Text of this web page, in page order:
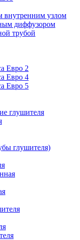
внутренним узлом
диффузором
трубой
Евро 2
Евро 4
Евро 5
глушителя
глушителя)